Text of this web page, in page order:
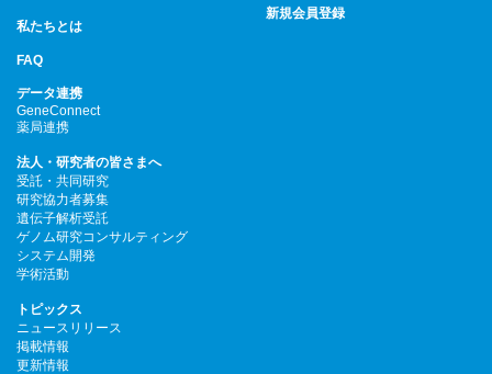
私たちとは
FAQ
データ連携
GeneConnect
薬局連携
法人・研究者の皆さまへ
受託・共同研究
研究協力者募集
遺伝子解析受託
ゲノム研究コンサルティング
システム開発
学術活動
トピックス
ニュースリリース
掲載情報
更新情報
新規会員登録